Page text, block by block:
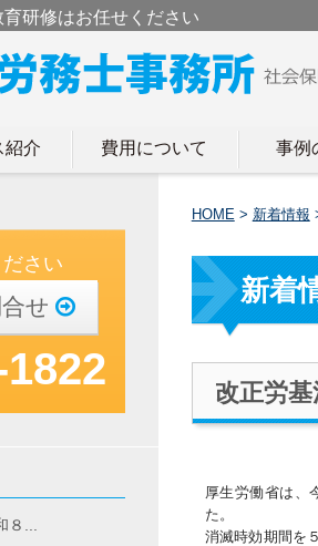
研修はお任せください
紹介 費用について 事例
HOME> 新着情報
新着
改正労
厚生労働省は、
た。
消滅時効期間を
さい
せ
...